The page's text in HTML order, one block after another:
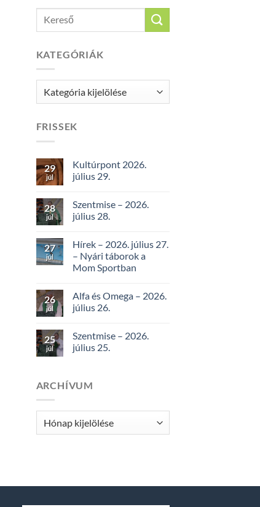
KATEGÓRIÁK
Kategóriák
FRISSEK
29
júl
Kultúrpont 2026.
július 29.
28
júl
Szentmise – 2026.
július 28.
27
júl
Hírek – 2026. július 27.
– Nyári táborok a
Mom Sportban
26
júl
Alfa és Omega – 2026.
július 26.
25
júl
Szentmise – 2026.
július 25.
ARCHÍVUM
Archívum